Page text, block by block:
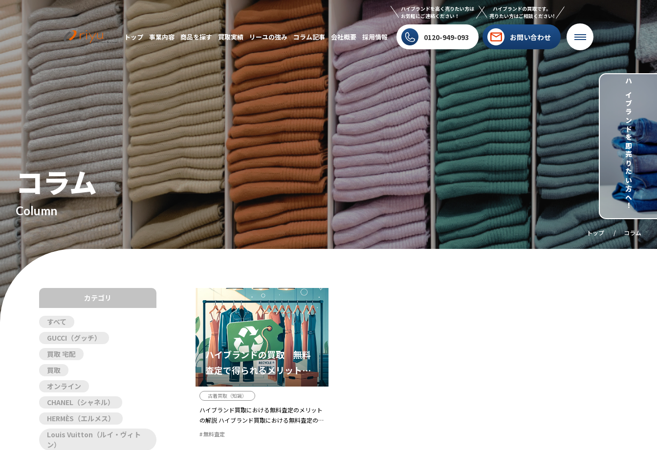
トップ 事業内容 商品を探す 買取実績 リーユの強み コラム記事 会社概要 採用情報
ハイブランドを高く売りたい方は
お気軽にご連絡ください！
0120-949-093
ハイブランドの買取です。
売りたい方はご相談ください!
お問い合わせ
コラム
Column
トップ コラム
カテゴリ
すべて
GUCCI（グッチ）
買取 宅配
買取
オンライン
CHANEL（シャネル）
HERMÈS（エルメス）
Louis Vuitton（ルイ・ヴィト
ン）
ハイブランドの買取 無料
査定で得られるメリットと
流れ
古着買取（知識）
ハイブランド買取における無料査定のメリット
の解説 ハイブランド買取における無料査定のメ
リット ハイ...
無料査定
ハイブランドを即売りたい方へ！